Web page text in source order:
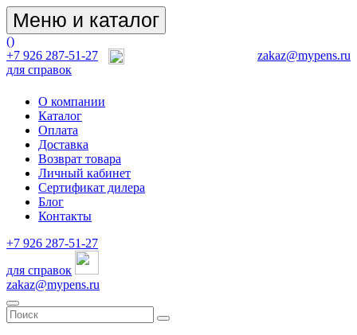
Меню и каталог
()
+7 926 287-51-27
для справок
zakaz@mypens.ru
О компании
Каталог
Оплата
Доставка
Возврат товара
Личный кабинет
Сертификат дилера
Блог
Контакты
+7 926 287-51-27
для справок
zakaz@mypens.ru